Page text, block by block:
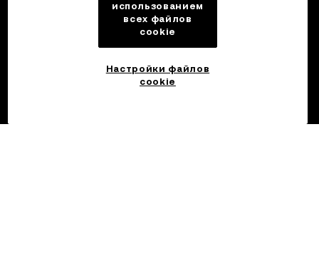
использованием
всех файлов
cookie
Настройки файлов
cookie